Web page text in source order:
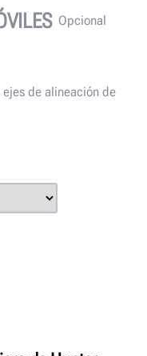
Opcional
de alineación de